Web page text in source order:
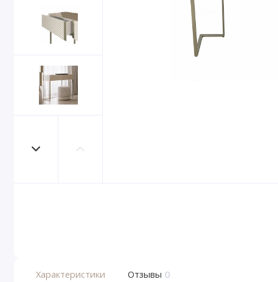
Характеристики Отзывы 0